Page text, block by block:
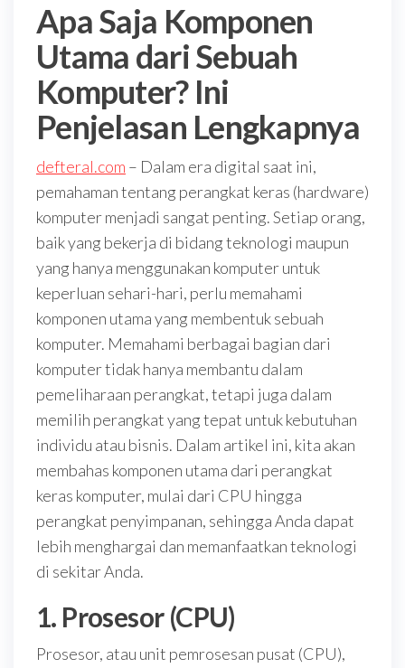
Apa Saja Komponen
Utama dari Sebuah
Komputer? Ini
Penjelasan Lengkapnya
defteral.com – Dalam era digital saat ini,
pemahaman tentang perangkat keras (hardware)
komputer menjadi sangat penting. Setiap orang,
baik yang bekerja di bidang teknologi maupun
yang hanya menggunakan komputer untuk
keperluan sehari-hari, perlu memahami
komponen utama yang membentuk sebuah
komputer. Memahami berbagai bagian dari
komputer tidak hanya membantu dalam
pemeliharaan perangkat, tetapi juga dalam
memilih perangkat yang tepat untuk kebutuhan
individu atau bisnis. Dalam artikel ini, kita akan
membahas komponen utama dari perangkat
keras komputer, mulai dari CPU hingga
perangkat penyimpanan, sehingga Anda dapat
lebih menghargai dan memanfaatkan teknologi
di sekitar Anda.
1. Prosesor (CPU)
Prosesor, atau unit pemrosesan pusat (CPU),